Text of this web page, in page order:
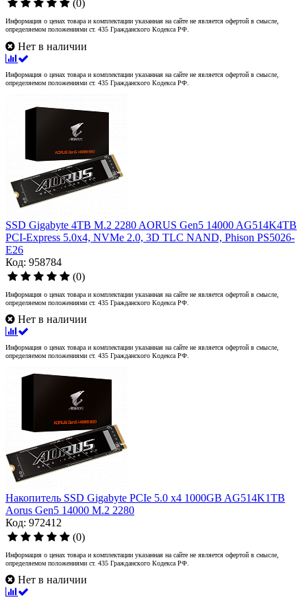
(0)
Информация о ценах товара и комплектации указанная на сайте не является офертой в смысле,
определяемом положениями ст. 435 Гражданского Кодекса РФ.
Нет в наличии
Информация о ценах товара и комплектации указанная на сайте не является офертой в смысле,
определяемом положениями ст. 435 Гражданского Кодекса РФ.
SSD Gigabyte 4TB M.2 2280 AORUS Gen5 14000 AG514K4TB
PCI-Express 5.0x4, NVMe 2.0, 3D TLC NAND, Phison PS5026-
E26
Код: 958784
(0)
Информация о ценах товара и комплектации указанная на сайте не является офертой в смысле,
определяемом положениями ст. 435 Гражданского Кодекса РФ.
Нет в наличии
Информация о ценах товара и комплектации указанная на сайте не является офертой в смысле,
определяемом положениями ст. 435 Гражданского Кодекса РФ.
Накопитель SSD Gigabyte PCIe 5.0 x4 1000GB AG514K1TB
Aorus Gen5 14000 M.2 2280
Код: 972412
(0)
Информация о ценах товара и комплектации указанная на сайте не является офертой в смысле,
определяемом положениями ст. 435 Гражданского Кодекса РФ.
Нет в наличии